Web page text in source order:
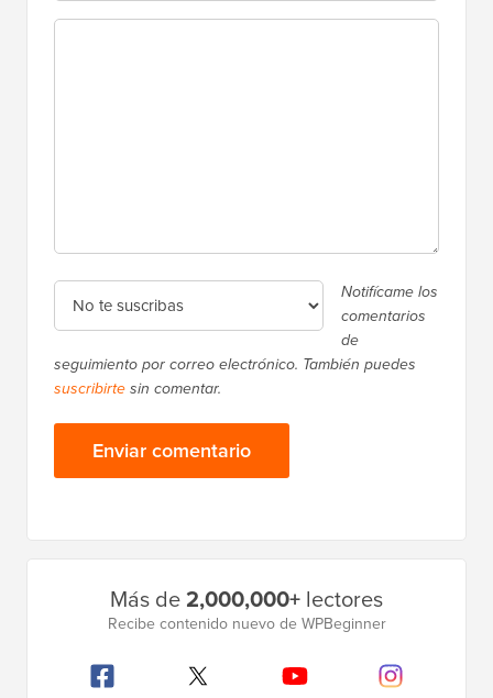
Notifícame los
comentarios
de
seguimiento por correo electrónico. También puedes
suscribirtesin comentar.
Más de2,000,000+ lectores
Recibe contenido nuevo de WPBeginner